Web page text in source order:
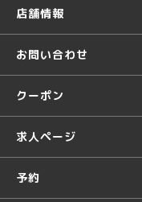
店舗情報
お問い合わせ
クーポン
求人ページ
予約